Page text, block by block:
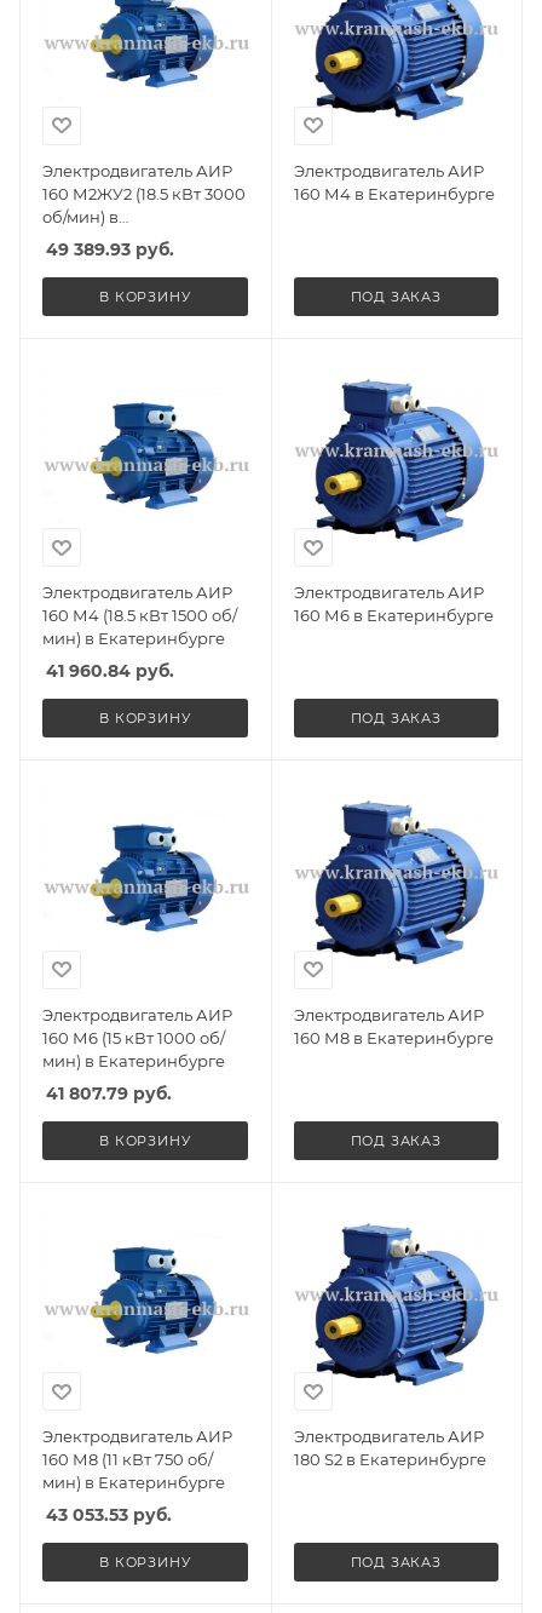
Электродвигатель АИР
160 М2ЖУ2 (18.5 кВт 3000
об/мин) в
Екатеринбурге
49 389.93 руб.
В КОРЗИНУ
Электродвигатель АИР
160 М4 в Екатеринбурге
ПОД ЗАКАЗ
Электродвигатель АИР
160 М4 (18.5 кВт 1500 об/
мин) в Екатеринбурге
41 960.84 руб.
В КОРЗИНУ
Электродвигатель АИР
160 М6 в Екатеринбурге
ПОД ЗАКАЗ
Электродвигатель АИР
160 М6 (15 кВт 1000 об/
мин) в Екатеринбурге
41 807.79 руб.
В КОРЗИНУ
Электродвигатель АИР
160 М8 в Екатеринбурге
ПОД ЗАКАЗ
Электродвигатель АИР
160 М8 (11 кВт 750 об/
мин) в Екатеринбурге
43 053.53 руб.
В КОРЗИНУ
Электродвигатель АИР
180 S2 в Екатеринбурге
ПОД ЗАКАЗ